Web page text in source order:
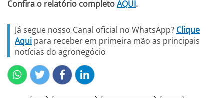
Confira o relatório completoAQUI.
Já segue nosso Canal oficial no WhatsApp? Clique
Aqui para receber em primeira mão as principais
notícias do agronegócio